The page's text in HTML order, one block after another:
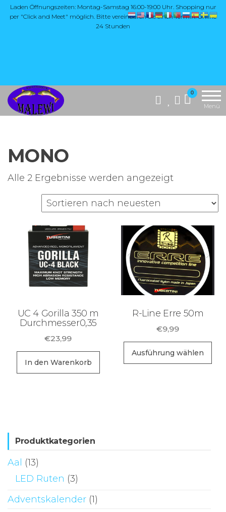
Zum
Inhalt
Laden Öffnungszeiten: Montag-Samstag 16:00-19:00 Uhr. Shopping nur
per "Click and Meet" möglich. Bitte vereinbaren Sie einen Termin. Online
24 Stunden
Antem Dohna,
Pro Softbaits.
Zusätzlich
Sortiment Ruten,
Rollen und
Schnüre sowie
Zubehör für das
Brandungsangeln.
0
Menü
MONO
Alle 2 Ergebnisse werden angezeigt
Aktualität
UC 4 Gorilla 350 m
Durchmesser0,35
€23,99
In den Warenkorb
R-Line Erre 50m
€9,99
Ausführung wählen
Produktkategorien
Aal
(13)
LED Ruten (3)
Adventskalender (1)